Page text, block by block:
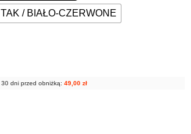
TAK / BIAŁO-CZERWONE
dni przed obniżką: 49,00 zł